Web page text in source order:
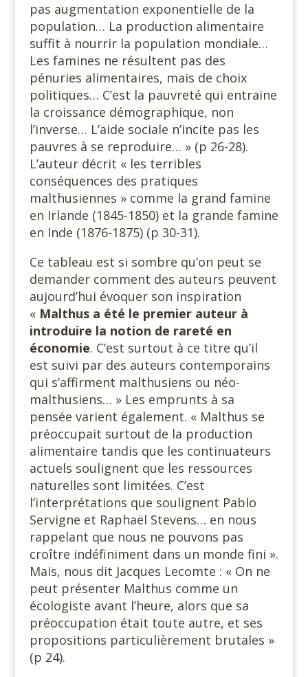
pas augmentation exponentielle de la
population… La production alimentaire
suffit à nourrir la population mondiale…
Les famines ne résultent pas des
pénuries alimentaires, mais de choix
politiques… C’est la pauvreté qui entraine
la croissance démographique, non
l’inverse… L’aide sociale n’incite pas les
pauvres à se reproduire… » (p 26-28).
L’auteur décrit « les terribles
conséquences des pratiques
malthusiennes » comme la grand famine
en Irlande (1845-1850) et la grande famine
en Inde (1876-1875) (p 30-31).
Ce tableau est si sombre qu’on peut se
demander comment des auteurs peuvent
aujourd’hui évoquer son inspiration
« Malthus a été le premier auteur à
introduire la notion de rareté en
économie. C’est surtout à ce titre qu’il
est suivi par des auteurs contemporains
qui s’affirment malthusiens ou néo-
malthusiens… » Les emprunts à sa
pensée varient également. « Malthus se
préoccupait surtout de la production
alimentaire tandis que les continuateurs
actuels soulignent que les ressources
naturelles sont limitées. C’est
l’interprétations que soulignent Pablo
Servigne et Raphaël Stevens… en nous
rappelant que nous ne pouvons pas
croître indéfiniment dans un monde fini ».
Mais, nous dit Jacques Lecomte : « On ne
peut présenter Malthus comme un
écologiste avant l’heure, alors que sa
préoccupation était toute autre, et ses
propositions particulièrement brutales »
(p 24).